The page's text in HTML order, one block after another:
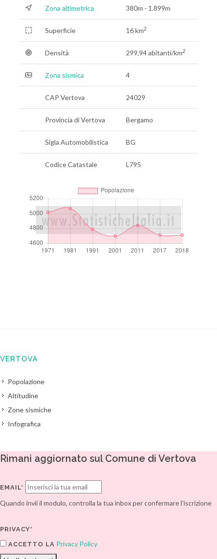
Zona altimetrica 380m - 1.899m
Superficie 16 km2
Densità 299,94 abitanti/km2
Zona sismica 4
CAP Vertova 24029
Provincia di Vertova Bergamo
Sigla Automobilistica BG
Codice Catastale L795
VERTOVA
Popolazione
Altitudine
Zone sismiche
Infografica
Rimani aggiornato sul Comune di Vertova
EMAIL*
Quando invii il modulo, controlla la tua inbox per confermare l'iscrizione
PRIVACY*
ACCETTO LA Privacy Policy